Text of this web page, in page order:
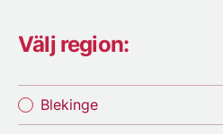
Välj region:
Blekinge